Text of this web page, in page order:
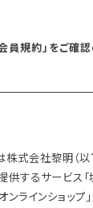
員規約」をご確
式会社黎明（以
供するサービス
ラインショップ」